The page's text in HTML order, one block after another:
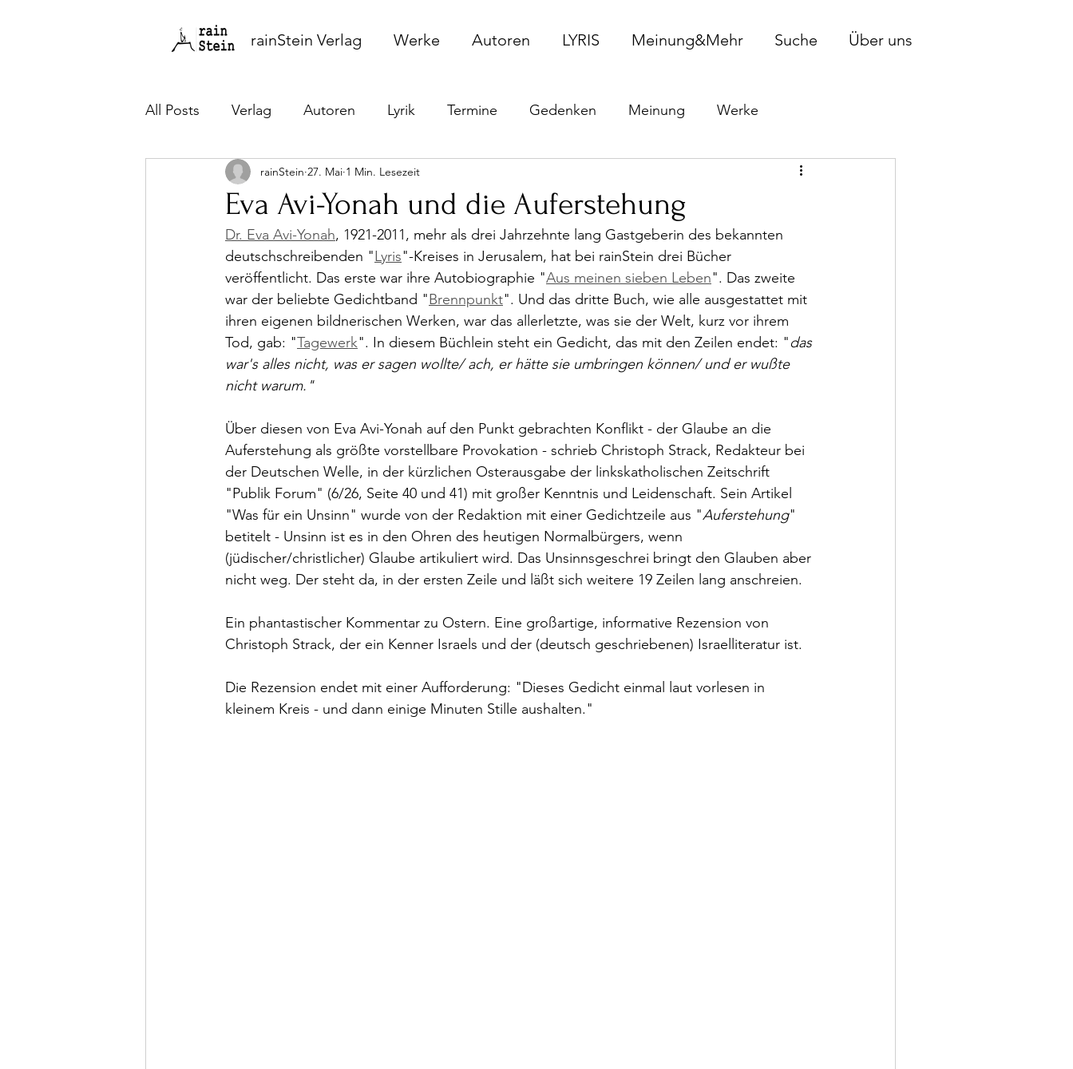
rainStein Verlag Werke Autoren LYRIS Meinung&Mehr Suche Über uns
All Posts Verlag Autoren Lyrik Termine Gedenken Meinung Werke
Lebensgeschichten Rezension
Eva Avi-Yonah und die Auferstehung
rainStein 27. Mai 1 Min. Lesezeit
Dr. Eva Avi-Yonah, 1921-2011, mehr als drei Jahrzehnte lang Gastgeberin des bekannten
deutschschreibenden "Lyris"-Kreises in Jerusalem, hat bei rainStein drei Bücher
veröffentlicht. Das erste war ihre Autobiographie "Aus meinen sieben Leben". Das zweite
war der beliebte Gedichtband "Brennpunkt". Und das dritte Buch, wie alle ausgestattet mit
ihren eigenen bildnerischen Werken, war das allerletzte, was sie der Welt, kurz vor ihrem
Tod, gab: "Tagewerk". In diesem Büchlein steht ein Gedicht, das mit den Zeilen endet: "das
war's alles nicht, was er sagen wollte/ ach, er hätte sie umbringen können/ und er wußte
nicht warum."
Über diesen von Eva Avi-Yonah auf den Punkt gebrachten Konflikt - der Glaube an die
Auferstehung als größte vorstellbare Provokation - schrieb Christoph Strack, Redakteur bei
der Deutschen Welle, in der kürzlichen Osterausgabe der linkskatholischen Zeitschrift
"Publik Forum" (6/26, Seite 40 und 41) mit großer Kenntnis und Leidenschaft. Sein Artikel
"Was für ein Unsinn" wurde von der Redaktion mit einer Gedichtzeile aus "Auferstehung"
betitelt - Unsinn ist es in den Ohren des heutigen Normalbürgers, wenn
(jüdischer/christlicher) Glaube artikuliert wird. Das Unsinnsgeschrei bringt den Glauben aber
nicht weg. Der steht da, in der ersten Zeile und läßt sich weitere 19 Zeilen lang anschreien.
Ein phantastischer Kommentar zu Ostern. Eine großartige, informative Rezension von
Christoph Strack, der ein Kenner Israels und der (deutsch geschriebenen) Israelliteratur ist.
Die Rezension endet mit einer Aufforderung: "Dieses Gedicht einmal laut vorlesen in
kleinem Kreis - und dann einige Minuten Stille aushalten."